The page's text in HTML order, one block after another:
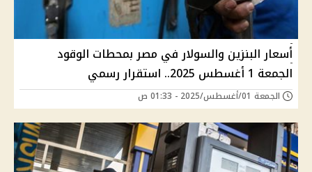
أسعار البنزين والسولار في مصر بمحطات الوقود
الجمعة 1 أغسطس 2025.. استقرار رسمي
الجمعة 01/أغسطس/2025 - 01:33 ص